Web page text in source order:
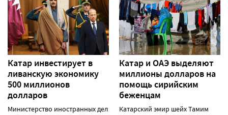
Катар инвестирует в
ливанскую экономику
500 миллионов
долларов
Министерство иностранных дел
Катар и ОАЭ выделяют
миллионы долларов на
помощь сирийским
беженцам
Катарский эмир шейх Тамим